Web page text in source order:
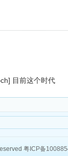
目前这个时代
粤ICP备